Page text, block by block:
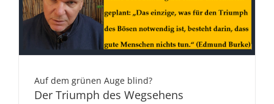
Auf dem grünen Auge blind?
Der Triumph des Wegsehens